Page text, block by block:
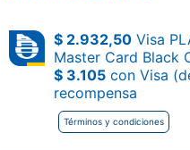
$ 2.932,50Visa
Master Card Black
$ 3.105con Visa
recompensa
Términos y condiciones